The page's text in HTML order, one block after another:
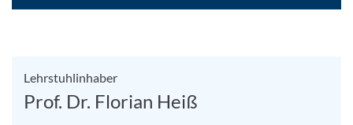
Lehrstuhlinhaber
Prof. Dr. Florian Heiß